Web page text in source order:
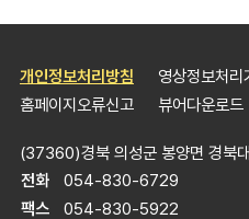
개인정보처리방침 영상정보처리
홈페이지오류신고
뷰어다운로드
(37360)경북 의성군 봉양면 경북
전화
054-830-6729
팩스
054-830-5922